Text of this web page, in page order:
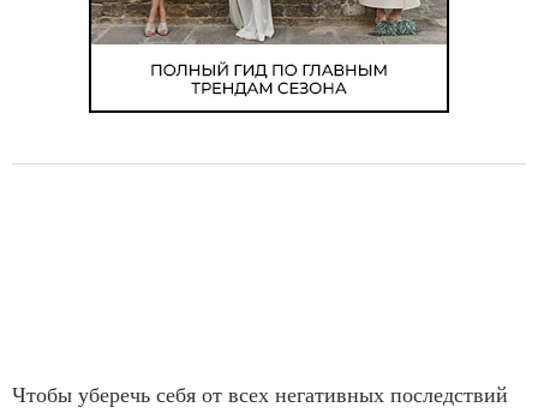
Чтобы уберечь себя от всех негативных последствий